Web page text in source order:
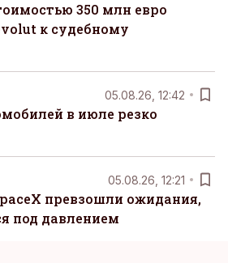
350 млн евро
к судебному
05.08.26, 12:42
в июле резко
05.08.26, 12:21
превзошли ожидания,
под давлением